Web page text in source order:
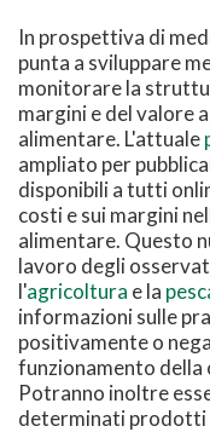
In prospettiva di
punta a sviluppare
monitorare la
margini e del valore
alimentare. L'attuale
ampliato per
disponibili a tutti
costi e sui margini
alimentare. Questo
lavoro degli
l'agricoltura e la
informazioni sulle
positivamente o
funzionamento della
Potranno inoltre
determinati prodotti